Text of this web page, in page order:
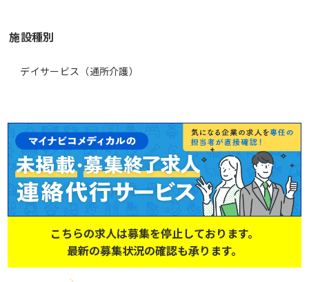
施設種別
デイサービス（通所介護）
こちらの求人は募集を停止しております。
最新の募集状況の確認も承ります。